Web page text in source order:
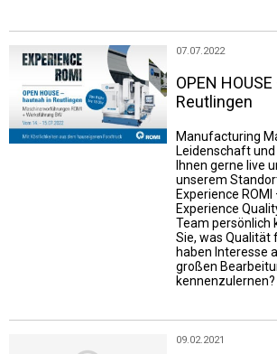
07.07.2022
OPEN
Reutlingen
Manufacturing
Leidenschaft
Ihnen gerne live
unserem
Experience
Experience
Team persönlich
Sie, was Qualität
haben Interesse
großen
kennenzulernen?
09.02.2021